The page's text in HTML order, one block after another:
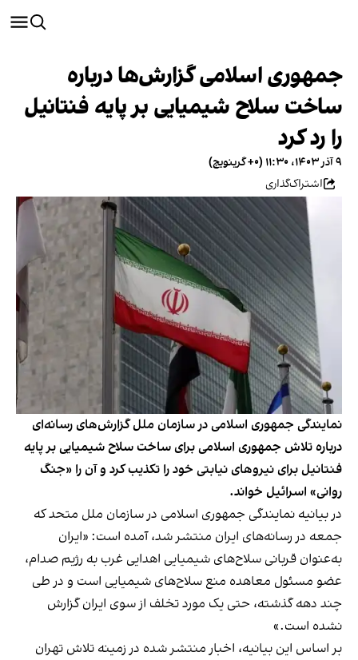
جمهوری اسلامی گزارش‌ها درباره
ساخت سلاح شیمیایی بر پایه فنتانیل
را رد کرد
۹ آذر ۱۴۰۳، ۱۱:۳۰ (‎+۰ گرینویچ)
اشتراک‌گذاری
نمایندگی جمهوری اسلامی در سازمان ملل گزارش‌های رسانه‌‌ای
درباره تلاش جمهوری اسلامی برای ساخت سلاح شیمیایی بر پایه
فنتانیل برای نیروهای نیابتی خود را تکذیب کرد و آن را «جنگ
روانی» اسرائیل خواند.
در بیانیه نمایندگی جمهوری اسلامی در سازمان ملل متحد که
جمعه در رسانه‌های ایران منتشر شد، آمده است: «ایران
به‌عنوان قربانی سلاح‌های شیمیایی اهدایی غرب به رژیم صدام،
عضو مسئول معاهده منع سلاح‌های شیمیایی است و در طی
چند دهه گذشته، حتی یک مورد تخلف از سوی ایران گزارش
نشده است.»
بر اساس این بیانیه، اخبار منتشر شده در زمینه تلاش تهران